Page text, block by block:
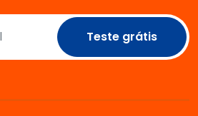
Teste grátis